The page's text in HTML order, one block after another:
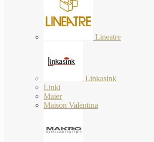
Lineatre
Linkasink
Linki
Maier
Maison Valentina